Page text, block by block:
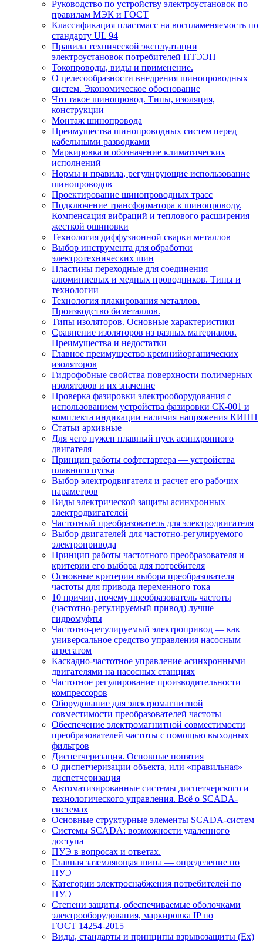
Руководство по устройству электроустановок по
правилам МЭК и ГОСТ
Классификация пластмасс на воспламеняемость по
стандарту UL 94
Правила технической эксплуатации
электроустановок потребителей ПТЭЭП
Токопроводы, виды и применение.
О целесообразности внедрения шинопроводных
систем. Экономическое обоснование
Что такое шинопровод. Типы, изоляция,
конструкции
Монтаж шинопровода
Преимущества шинопроводных систем перед
кабельными разводками
Маркировка и обозначение климатических
исполнений
Нормы и правила, регулирующие использование
шинопроводов
Проектирование шинопроводных трасс
Подключение трансформатора к шинопроводу.
Компенсация вибраций и теплового расширения
жесткой ошиновки
Технология диффузионной сварки металлов
Выбор инструмента для обработки
электротехнических шин
Пластины переходные для соединения
алюминиевых и медных проводников. Типы и
технологии
Технология плакирования металлов.
Производство биметаллов.
Типы изоляторов. Основные характеристики
Сравнение изоляторов из разных материалов.
Преимущества и недостатки
Главное преимущество кремнийорганических
изоляторов
Гидрофобные свойства поверхности поли мерных
изоляторов и их значение
Проверка фазировки электрооборудования с
использованием устройства фазировки СК-001 и
комплекта индикации наличия напряжения КИНН
Статьи архивные
Для чего нужен плавный пуск асинхронного
двигателя
Принцип работы софтстартера — устройства
плавного пуска
Выбор электродвигателя и расчет его рабочих
параметров
Виды электрической защиты асинхронных
электродвигателей
Частотный преобразователь для электродвигателя
Выбор двигателей для частотно-регулируемого
электропривода
Принцип работы частотного преобразователя и
критерии его выбора для потребителя
Основные критерии выбора преобразователя
частоты для привода переменного тока
10 причин, почему преобразователь частоты
(частотно-регулируемый привод) лучше
гидромуфты
Частотно-регулируемый электропривод — как
универсальное средство управления насосным
агрегатом
Каскадно-частотное управление асинхронными
двигателями на насосных станциях
Частотное регулирование производительности
компрессоров
Оборудование для электромагнитной
совместимости преобразователей частоты
Обеспечение электромагнитной совместимости
преобразователей частоты с помощью выходных
фильтров
Диспетчеризация. Основные понятия
О диспетчеризации объекта, или «правильная»
диспетчеризация
Автоматизированные системы диспетчерского и
технологического управления. Всё о SCADA-
системах
Основные структурные элементы SCADA-систем
Системы SCADA: возможности удаленного
доступа
ПУЭ в вопросах и ответах.
Главная заземляющая шина — определение по
ПУЭ
Категории электроснабжения потребителей по
ПУЭ
Степени защиты, обеспечиваемые оболочками
электрооборудования, маркировка IP по
ГОСТ 14254-2015
Виды, стандарты и принципы взрывозащиты (Ex)